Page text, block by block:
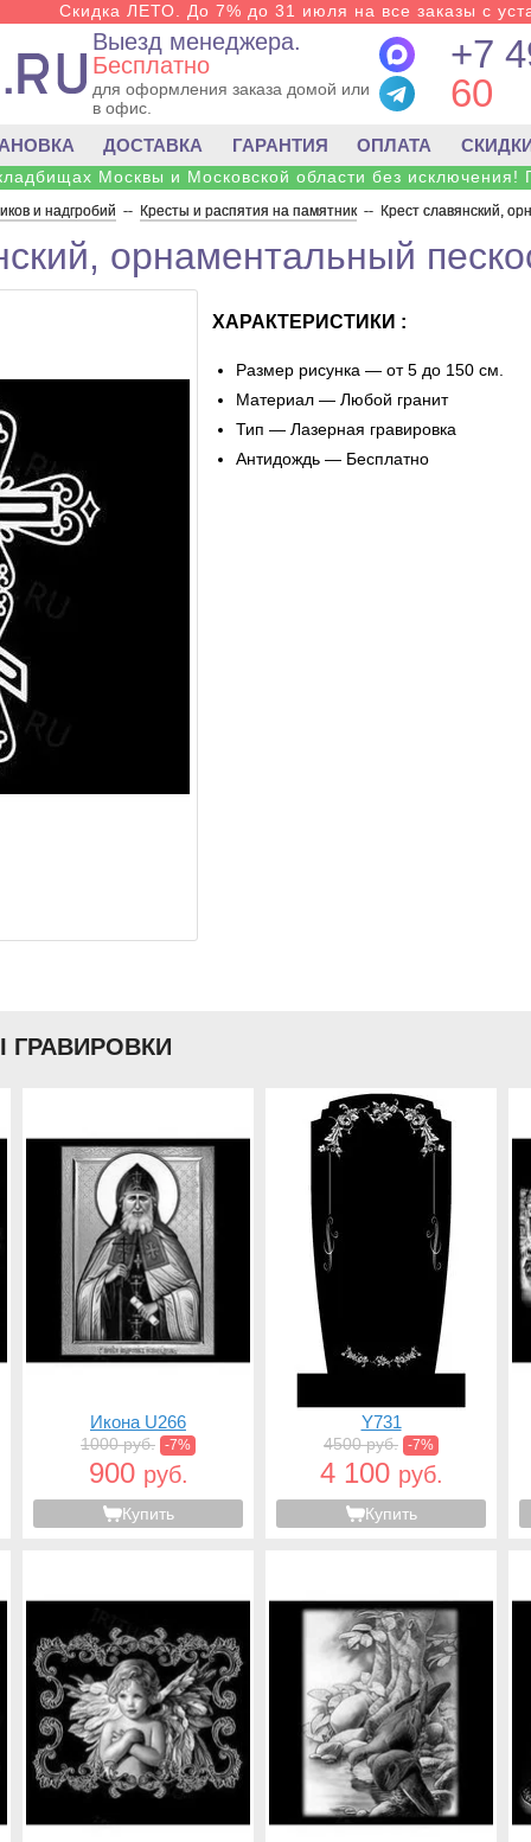
Скидка ЛЕТО. До 7% до 31 июля на все заказы с
Выезд менеджера.
Бесплатно
для оформления заказа домой или
в офис.
+7
60
ДОСТАВКА ГАРАНТИЯ ОПЛАТА
Москвы и Московской области без исключения!
и надгробий -- Кресты и распятия на памятник -- Крест славянский,
орнаментальный
ХАРАКТЕРИСТИКИ :
Размер рисунка — от 5 до 150 см.
Материал — Любой гранит
Тип — Лазерная гравировка
Антидождь — Бесплатно
ГРАВИРОВКИ
Икона U266
1000 руб. -7%
900 руб.
Купить
Y731
4500 руб. -7%
4 100 руб.
Купить